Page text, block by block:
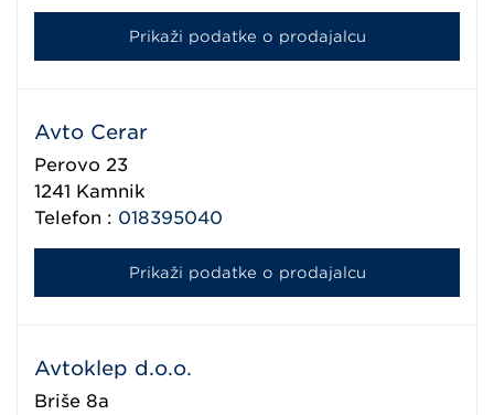
Prikaži podatke o prodajalcu
Avto Cerar
Perovo 23
1241 Kamnik
Telefon : 018395040
Prikaži podatke o prodajalcu
Avtoklep d.o.o.
Briše 8a